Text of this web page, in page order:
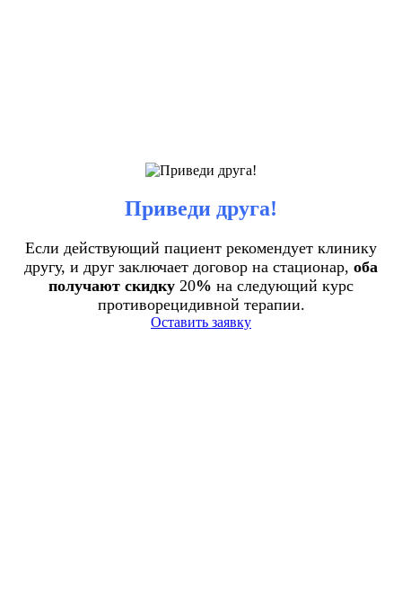
Приведи друга!
Если действующий пациент рекомендует клинику
другу, и друг заключает договор на стационар, оба
получают скидку 20% на следующий курс
противорецидивной терапии.
Оставить заявку